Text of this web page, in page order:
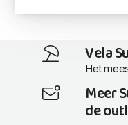
Vela
Het
Meer
de